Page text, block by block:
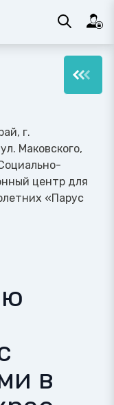
г.
Маковского,
центр для
«Парус
в